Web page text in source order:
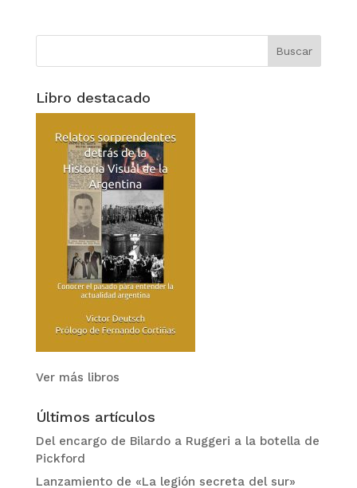
Libro destacado
Ver más libros
Últimos artículos
Del encargo de Bilardo a Ruggeri a la botella de
Pickford
Lanzamiento de «La legión secreta del sur»